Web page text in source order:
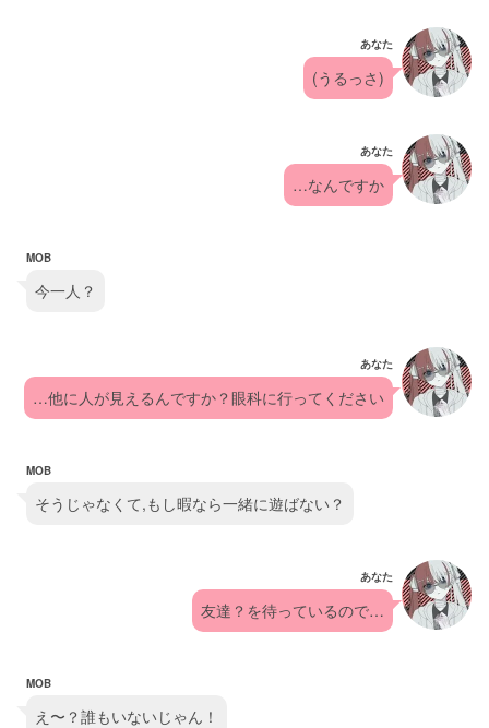
あなた
(うるっさ)
あなた
…なんですか
MOB
今一人？
あなた
…他に人が見えるんですか？眼科に行ってください
MOB
そうじゃなくて,もし暇なら一緒に遊ばない？
あなた
友達？を待っているので…
MOB
え〜？誰もいないじゃん！